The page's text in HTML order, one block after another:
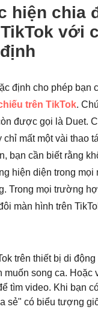
hiện chia
với
định cho phép bạn
trên TikTok.
được gọi là Duet.
mất một vài thao
bạn cần biết rằng
hiện diện trong mọi
Trong mọi trường
màn hình trên
trên thiết bị di
muốn song ca. Hoặc
tìm video. Khi bạn
sẻ" có biểu tượng